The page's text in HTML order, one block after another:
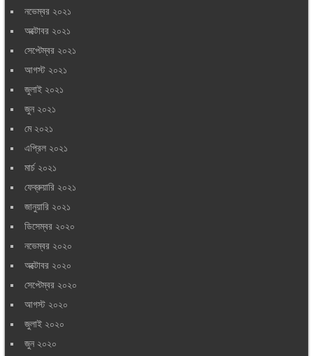
নভেম্বর ২০২১
অক্টোবর ২০২১
সেপ্টেম্বর ২০২১
আগস্ট ২০২১
জুলাই ২০২১
জুন ২০২১
মে ২০২১
এপ্রিল ২০২১
মার্চ ২০২১
ফেব্রুয়ারি ২০২১
জানুয়ারি ২০২১
ডিসেম্বর ২০২০
নভেম্বর ২০২০
অক্টোবর ২০২০
সেপ্টেম্বর ২০২০
আগস্ট ২০২০
জুলাই ২০২০
জুন ২০২০